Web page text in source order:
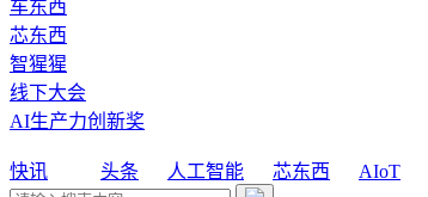
车东西
芯东西
智猩猩
线下大会
AI生产力创新奖
快讯 头条 人工智能 芯东西 AIoT